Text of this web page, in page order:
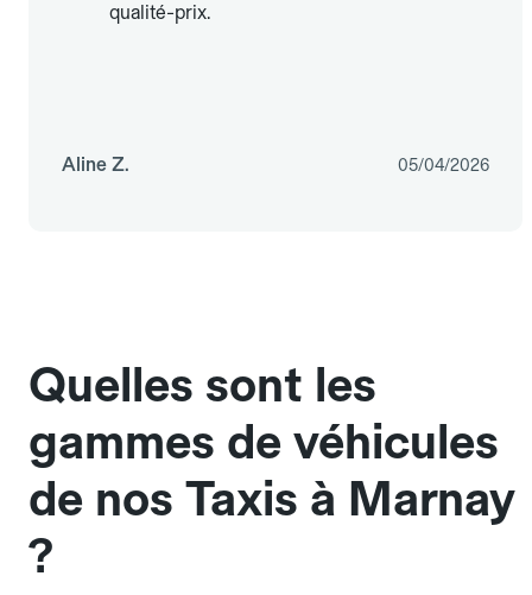
qualité-prix.
Aline Z. 05/04/2026
Quelles sont les
gammes de véhicules
de nos Taxis à Marnay
?